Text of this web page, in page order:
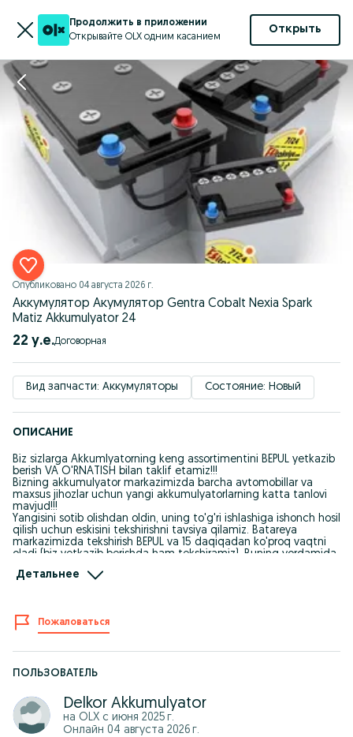
Продолжить в приложении
Открывайте OLX одним касанием
Открыть
Опубликовано 04 августа 2026 г.
Аккумулятор Акумулятор Gentra Cobalt Nexia Spark
Matiz Akkumulyator 24
22 у.е. Договорная
Вид запчасти: Аккумуляторы Состояние: Новый
ОПИСАНИЕ
Biz sizlarga Akkumlyatorning keng assortimentini BEPUL yetkazib
berish VA O'RNATISH bilan taklif etamiz!!!
Bizning akkumulyator markazimizda barcha avtomobillar va
maxsus jihozlar uchun yangi akkumulyatorlarning katta tanlovi
mavjud!!!
Yangisini sotib olishdan oldin, uning to'g'ri ishlashiga ishonch hosil
qilish uchun eskisini tekshirishni tavsiya qilamiz. Batareya
markazimizda tekshirish BEPUL va 15 daqiqadan ko'proq vaqtni
oladi (biz yetkazib berishda ham tekshiramiz). Buning yordamida
Shuningdek, bizdan quyidagi xizmatlarni olishingiz mumkin:
— Batareyani tekshiring (BEPUL, yangisini sotib olish shart emas)
- eski batareyalarga xizmat ko'rsatish
qanday avtomobil yoki uskuna uchun akkumulyator tanlashda
Biz Toshkent bo'ylab yangi akkumulyatorlarni bepul yetkazib
beramiz.
Детальнее
Пожаловаться
ПОЛЬЗОВАТЕЛЬ
Delkor Akkumulyator
на OLX с июня 2025 г.
Онлайн 04 августа 2026 г.